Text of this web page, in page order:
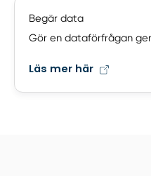
Begär data
Gör en dataförfrågan
Läs mer här